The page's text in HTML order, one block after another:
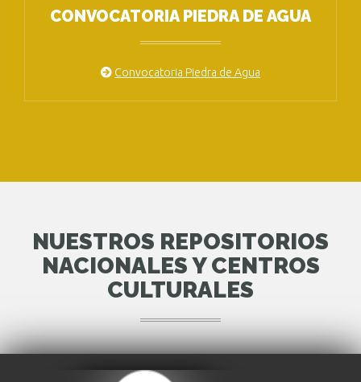
CONVOCATORIA PIEDRA DE AGUA
Convocatoria Piedra de Agua
NUESTROS REPOSITORIOS
NACIONALES Y CENTROS
CULTURALES